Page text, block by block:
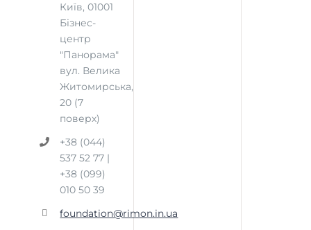
Київ, 01001
Бізнес-
центр
"Панорама"
вул. Велика
Житомирська,
20 (7
поверх)
+38 (044)
537 52 77 |
+38 (099)
010 50 39
foundation@rimon.in.ua